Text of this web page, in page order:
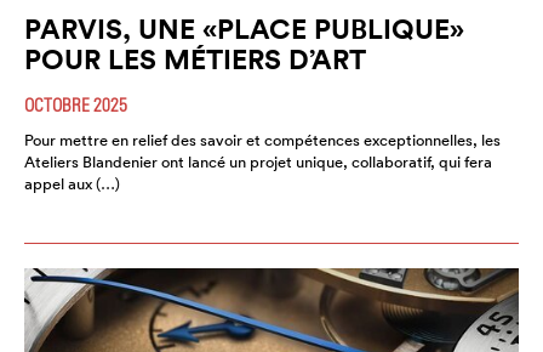
PARVIS, UNE «PLACE PUBLIQUE»
POUR LES MÉTIERS D’ART
OCTOBRE 2025
Pour mettre en relief des savoir et compétences exceptionnelles, les
Ateliers Blandenier ont lancé un projet unique, collaboratif, qui fera
appel aux (…)